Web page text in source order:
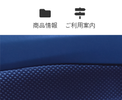
商品情報 ご利用案内